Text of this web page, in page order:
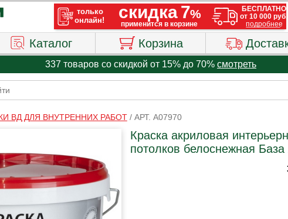
Каталог Корзина
337 товаров со скидкой от 15% до 70% смотреть
ВД ДЛЯ ВНУТРЕННИХ РАБОТ/ АРТ. A07970
Краска акриловая
потолков белоснежная